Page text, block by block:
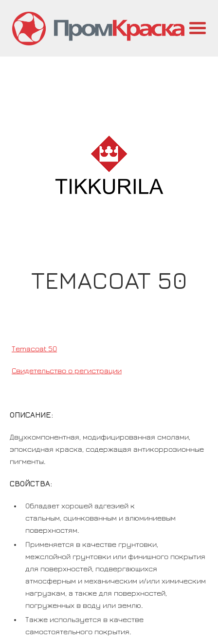
TEMACOAT 50
Temacoat 50
Свидетельство о регистрации
ОПИСАНИЕ:
Двухкомпонентная, модифицированная смолами,
эпоксидная краска, содержащая антикоррозионные
пигменты.
СВОЙСТВА:
Обладает хорошей адгезией к
стальным, оцинкованным и алюминиевым
поверхностям.
Применяется в качестве грунтовки,
межслойной грунтовки или финишного покрытия
для поверхностей, подвергающихся
атмосферным и механическим и/или химическим
нагрузкам, а также для поверхностей,
погруженных в воду или землю.
Также используется в качестве
самостоятельного покрытия.